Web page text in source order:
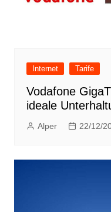
Internet Tarife
Vodafone
ideale
Alper 22/12/